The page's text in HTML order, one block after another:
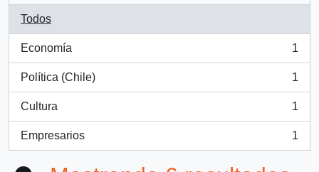
Todos
Economía
, 1 resultados
1
Política (Chile)
, 1 resultados
1
Cultura
, 1 resultados
1
Empresarios
, 1 resultados
1